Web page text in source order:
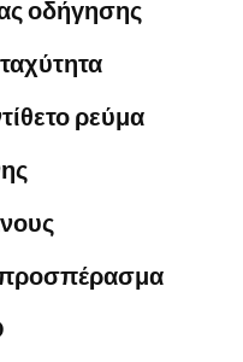
οδήγησης
ρεύμα
προσπέρασμα